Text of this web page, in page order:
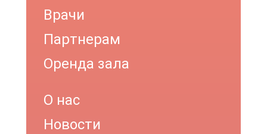
Врачи
Партнерам
Оренда зала
О нас
Новости